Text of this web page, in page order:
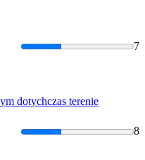
7
dotychczas terenie
8